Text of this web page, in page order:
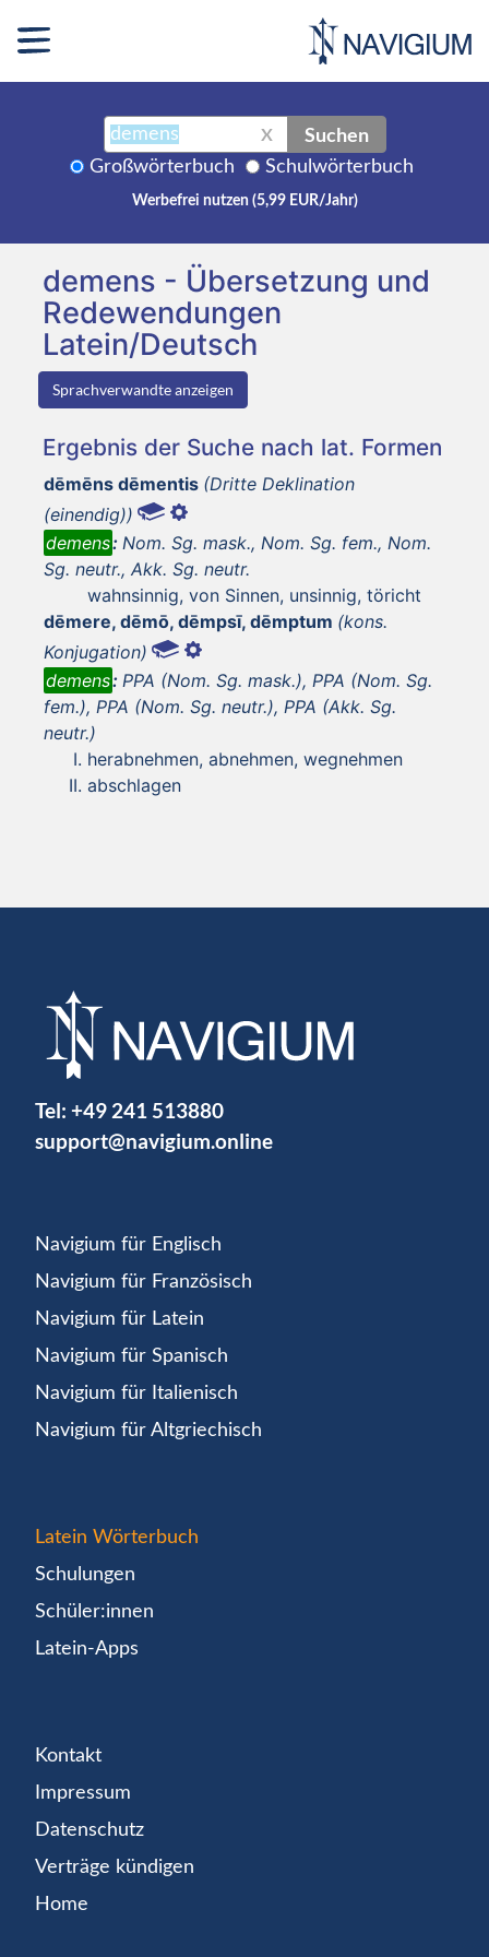
X Suchen
Großwörterbuch Schulwörterbuch
Werbefrei nutzen (5,99 EUR/Jahr)
demens - Übersetzung und
Redewendungen
Latein/Deutsch
Sprachverwandte anzeigen
Ergebnis der Suche nach lat. Formen
dēmēns dēmentis (Dritte Deklination
(einendig))
demens: Nom. Sg. mask., Nom. Sg. fem., Nom.
Sg. neutr., Akk. Sg. neutr.
wahnsinnig, von Sinnen, unsinnig, töricht
dēmere, dēmō, dēmpsī, dēmptum (kons.
Konjugation)
demens: PPA (Nom. Sg. mask.), PPA (Nom. Sg.
fem.), PPA (Nom. Sg. neutr.), PPA (Akk. Sg.
neutr.)
herabnehmen, abnehmen, wegnehmen
abschlagen
Tel: +49 241 513880
support@navigium.online
Navigium für Englisch
Navigium für Französisch
Navigium für Latein
Navigium für Spanisch
Navigium für Italienisch
Navigium für Altgriechisch
Latein Wörterbuch
Schulungen
Schüler:innen
Latein-Apps
Kontakt
Impressum
Datenschutz
Verträge kündigen
Home